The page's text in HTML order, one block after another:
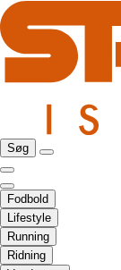
Søg
Fodbold
Lifestyle
Running
Ridning